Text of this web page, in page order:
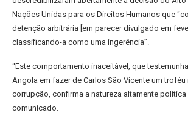
Nações Unidas para os Direitos Humanos que
detenção arbitrária [em parecer divulgado em
classificando-a como uma ingerência”.
“Este comportamento inaceitável, que
Angola em fazer de Carlos São Vicente um
corrupção, confirma a natureza altamente política
comunicado.